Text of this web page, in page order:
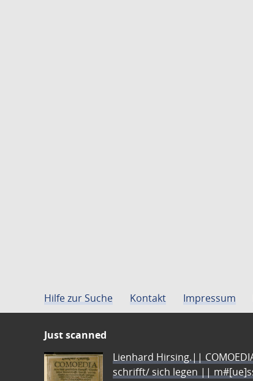
Hilfe zur Suche Kontakt Impressum
Just scanned
Lienhard Hirsing.||
schrifft/ sich legen ||